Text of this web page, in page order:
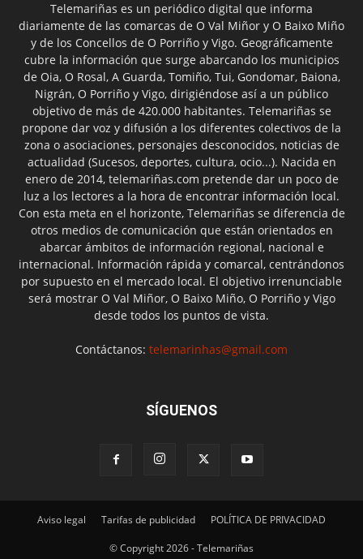
Telemariñas es un periódico digital que informa
diariamente de las comarcas de O Val Miñor y O Baixo Miño
y de los Concellos de O Porriño y Vigo. Geográficamente
cubre la información que surge abarcando los municipios
de Oia, O Rosal, A Guarda, Tomiño, Tui, Gondomar, Baiona,
Nigrán, O Porriño y Vigo, dirigiéndose así a un público
objetivo de más de 420.000 habitantes. Telemariñas se
propone dar voz y difusión a los diferentes colectivos de la
zona o asociaciones, personajes desconocidos, noticias de
actualidad (Sucesos, deportes, cultura, ocio...). Nacida en
enero de 2014, telemariñas.com pretende dar un poco de
luz a los lectores a la hora de encontrar información local.
Con esta meta en el horizonte, Telemariñas se diferencia de
otros medios de comunicación que están orientados en
abarcar ámbitos de información regional, nacional e
internacional. Información rápida y comarcal, centrándonos
por supuesto en el mercado local. El objetivo irrenunciable
será mostrar O Val Miñor, O Baixo Miño, O Porriño y Vigo
desde todos los puntos de vista.
Contáctanos: telemarinhas@gmail.com
SÍGUENOS
Aviso legal Tarifas de publicidad POLÍTICA DE PRIVACIDAD
© Copyright 2026 - Telemariñas